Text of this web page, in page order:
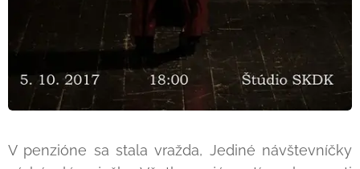
V penzióne sa stala vražda, Jediné návštevníčky